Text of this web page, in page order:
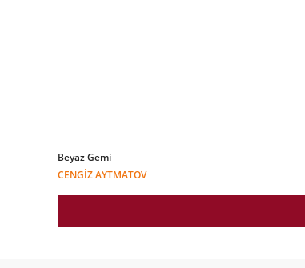
Beyaz Gemi
CENGIZ AYTMATOV